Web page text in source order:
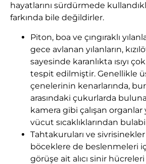
hayatlarını sürdürmede
farkında bile değildirler.
Piton, boa ve çıngıraklı
gece avlanan yılanların,
sayesinde karanlıkta ısıyı
tespit edilmiştir. Genellikle
çenelerinin kenarlarında,
arasındaki çukurlarda
kamera gibi çalışan organlar
vücut sıcaklıklarından
Tahtakuruları ve
böceklere de beslenmeleri
görüşe ait alıcı sinir